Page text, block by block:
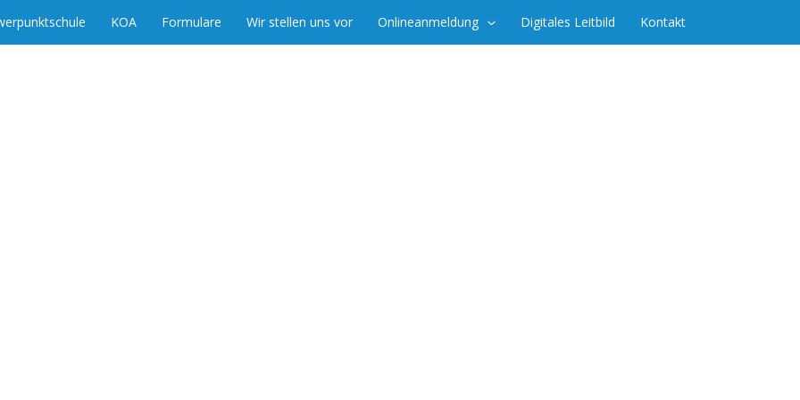
KOA Formulare Wir stellen uns vor Onlineanmeldung Digitales Leitbild Kontakt